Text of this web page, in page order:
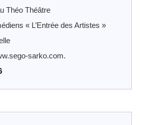
Théo Théâtre
« L’Entrée des Artistes »
sarko.com.